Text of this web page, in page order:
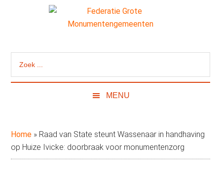
Grote
de
Federatie
Monumentengemeenten
MENU
Home » Raad van State steunt Wassenaar in handhaving
op Huize Ivicke: doorbraak voor monumentenzorg